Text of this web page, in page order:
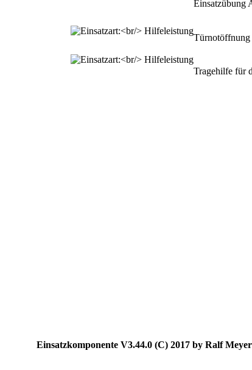
Einsatzübung
Türnotöffnung
Tragehilfe für
Einsatzkomponente V3.44.0 (C) 2017 by Ralf